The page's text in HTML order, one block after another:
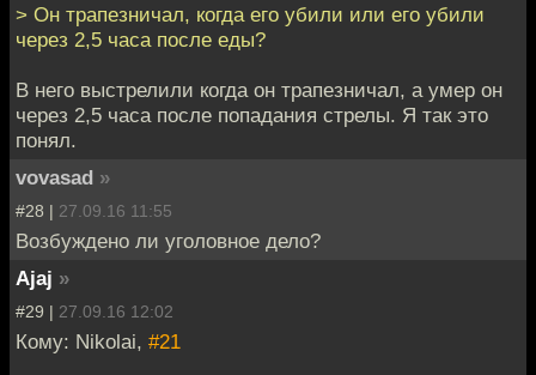
> Он трапезничал, когда его убили или его убили
через 2,5 часа после еды?
В него выстрелили когда он трапезничал, а умер он
через 2,5 часа после попадания стрелы. Я так это
понял.
vovasad »
#28 | 27.09.16 11:55
Возбуждено ли уголовное дело?
Ajaj »
#29 | 27.09.16 12:02
Кому: Nikolai, #21